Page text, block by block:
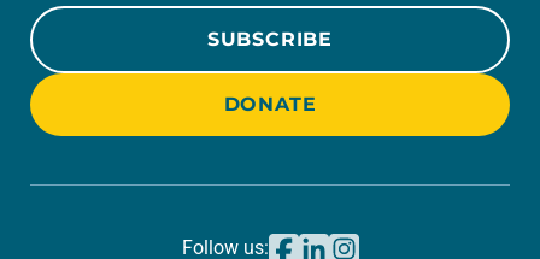
SUBSCRIBE
DONATE
Follow us: